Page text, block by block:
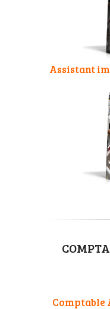
Assistant
Comptable